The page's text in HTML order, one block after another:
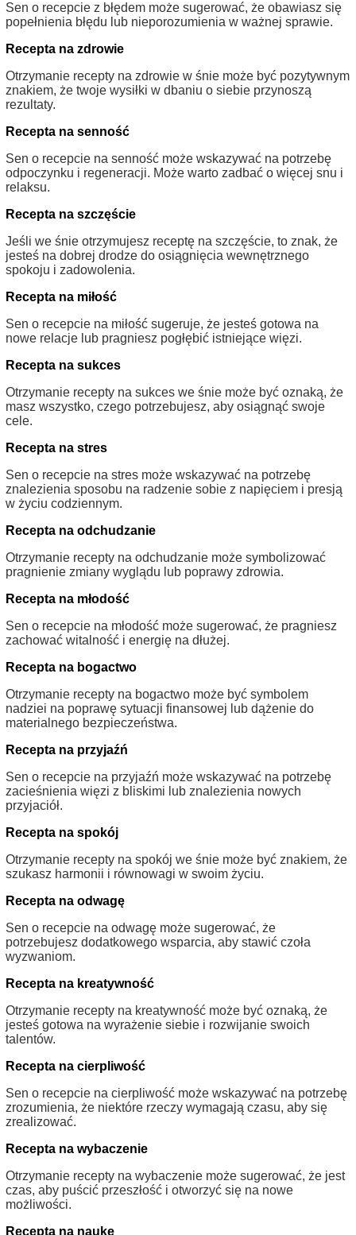
Sen o recepcie z błędem może sugerować, że obawiasz się
popełnienia błędu lub nieporozumienia w ważnej sprawie.
Recepta na zdrowie
Otrzymanie recepty na zdrowie w śnie może być pozytywnym
znakiem, że twoje wysiłki w dbaniu o siebie przynoszą
rezultaty.
Recepta na senność
Sen o recepcie na senność może wskazywać na potrzebę
odpoczynku i regeneracji. Może warto zadbać o więcej snu i
relaksu.
Recepta na szczęście
Jeśli we śnie otrzymujesz receptę na szczęście, to znak, że
jesteś na dobrej drodze do osiągnięcia wewnętrznego
spokoju i zadowolenia.
Recepta na miłość
Sen o recepcie na miłość sugeruje, że jesteś gotowa na
nowe relacje lub pragniesz pogłębić istniejące więzi.
Recepta na sukces
Otrzymanie recepty na sukces we śnie może być oznaką, że
masz wszystko, czego potrzebujesz, aby osiągnąć swoje
cele.
Recepta na stres
Sen o recepcie na stres może wskazywać na potrzebę
znalezienia sposobu na radzenie sobie z napięciem i presją
w życiu codziennym.
Recepta na odchudzanie
Otrzymanie recepty na odchudzanie może symbolizować
pragnienie zmiany wyglądu lub poprawy zdrowia.
Recepta na młodość
Sen o recepcie na młodość może sugerować, że pragniesz
zachować witalność i energię na dłużej.
Recepta na bogactwo
Otrzymanie recepty na bogactwo może być symbolem
nadziei na poprawę sytuacji finansowej lub dążenie do
materialnego bezpieczeństwa.
Recepta na przyjaźń
Sen o recepcie na przyjaźń może wskazywać na potrzebę
zacieśnienia więzi z bliskimi lub znalezienia nowych
przyjaciół.
Recepta na spokój
Otrzymanie recepty na spokój we śnie może być znakiem, że
szukasz harmonii i równowagi w swoim życiu.
Recepta na odwagę
Sen o recepcie na odwagę może sugerować, że
potrzebujesz dodatkowego wsparcia, aby stawić czoła
wyzwaniom.
Recepta na kreatywność
Otrzymanie recepty na kreatywność może być oznaką, że
jesteś gotowa na wyrażenie siebie i rozwijanie swoich
talentów.
Recepta na cierpliwość
Sen o recepcie na cierpliwość może wskazywać na potrzebę
zrozumienia, że niektóre rzeczy wymagają czasu, aby się
zrealizować.
Recepta na wybaczenie
Otrzymanie recepty na wybaczenie może sugerować, że jest
czas, aby puścić przeszłość i otworzyć się na nowe
możliwości.
Recepta na naukę